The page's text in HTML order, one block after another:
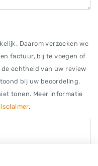
Daarom verzoeken we
factuur, bij te voegen of
echtheid van uw review
bij uw beoordeling.
tonen. Meer informatie
.